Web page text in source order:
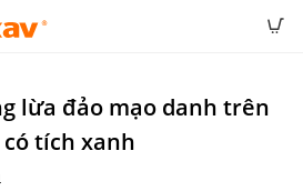
lừa đảo mạo danh trên
có tích xanh